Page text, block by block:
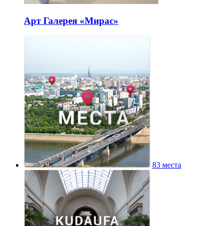
Арт Галерея «Мирас»
83 места